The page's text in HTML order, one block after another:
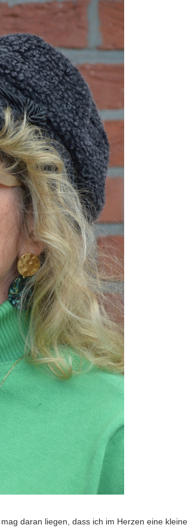
daran liegen, dass ich im Herzen eine kleine